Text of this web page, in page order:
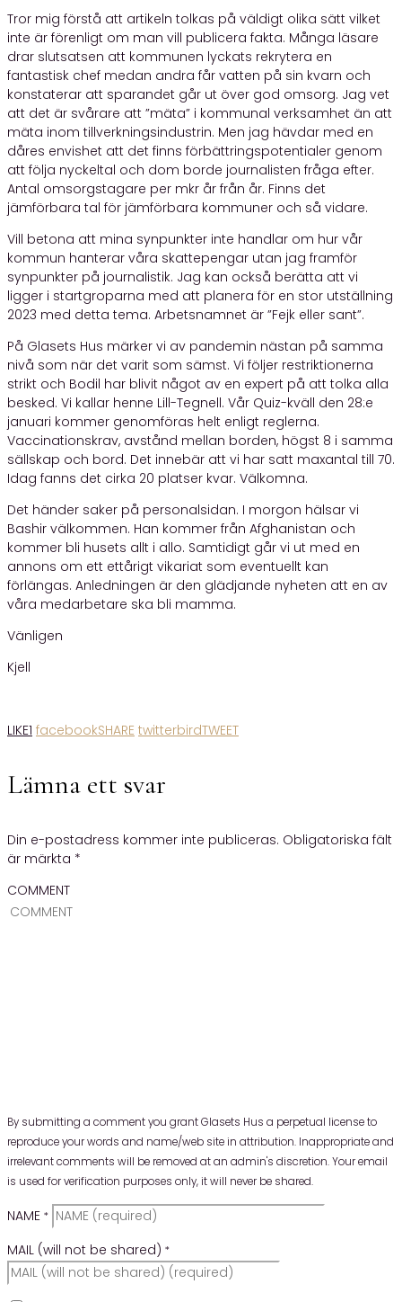
Tror mig förstå att artikeln tolkas på väldigt olika sätt vilket
inte är förenligt om man vill publicera fakta. Många läsare
drar slutsatsen att kommunen lyckats rekrytera en
fantastisk chef medan andra får vatten på sin kvarn och
konstaterar att sparandet går ut över god omsorg. Jag vet
att det är svårare att ”mäta” i kommunal verksamhet än att
mäta inom tillverkningsindustrin. Men jag hävdar med en
dåres envishet att det finns förbättringspotentialer genom
att följa nyckeltal och dom borde journalisten fråga efter.
Antal omsorgstagare per mkr år från år. Finns det
jämförbara tal för jämförbara kommuner och så vidare.
Vill betona att mina synpunkter inte handlar om hur vår
kommun hanterar våra skattepengar utan jag framför
synpunkter på journalistik. Jag kan också berätta att vi
ligger i startgroparna med att planera för en stor utställning
2023 med detta tema. Arbetsnamnet är ”Fejk eller sant”.
På Glasets Hus märker vi av pandemin nästan på samma
nivå som när det varit som sämst. Vi följer restriktionerna
strikt och Bodil har blivit något av en expert på att tolka alla
besked. Vi kallar henne Lill-Tegnell. Vår Quiz-kväll den 28:e
januari kommer genomföras helt enligt reglerna.
Vaccinationskrav, avstånd mellan borden, högst 8 i samma
sällskap och bord. Det innebär att vi har satt maxantal till 70.
Idag fanns det cirka 20 platser kvar. Välkomna.
Det händer saker på personalsidan. I morgon hälsar vi
Bashir välkommen. Han kommer från Afghanistan och
kommer bli husets allt i allo. Samtidigt går vi ut med en
annons om ett ettårigt vikariat som eventuellt kan
förlängas. Anledningen är den glädjande nyheten att en av
våra medarbetare ska bli mamma.
Vänligen
Kjell
LIKE1 facebookSHARE twitterbirdTWEET
Lämna ett svar
Din e-postadress kommer inte publiceras. Obligatoriska fält
är märkta *
COMMENT
By submitting a comment you grant Glasets Hus a perpetual license to
reproduce your words and name/web site in attribution. Inappropriate and
irrelevant comments will be removed at an admin's discretion. Your email
is used for verification purposes only, it will never be shared.
NAME *
MAIL (will not be shared) *